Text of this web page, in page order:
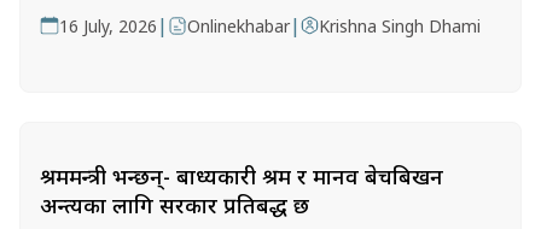
16 July, 2026 | Onlinekhabar| Krishna Singh Dhami
श्रममन्त्री भन्छन्- बाध्यकारी श्रम र मानव बेचबिखन
अन्त्यका लागि सरकार प्रतिबद्ध छ